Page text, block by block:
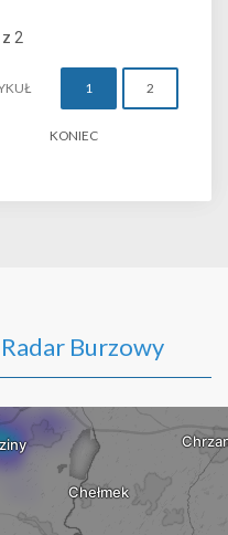
2
1 2
KONIEC
Burzowy